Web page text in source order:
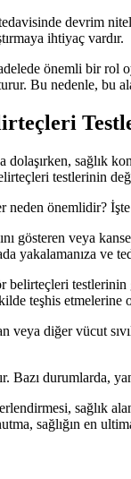
devrim
ihtiyaç vardır.
önemli bir rol
Bu nedenle, bu
dolaşırken, sağlık
testlerinin
önemlidir?
gösteren veya
yakalamanıza ve
teşhis etmelerine
veya diğer vücut
Bazı durumlarda,
sağlık
sağlığın en